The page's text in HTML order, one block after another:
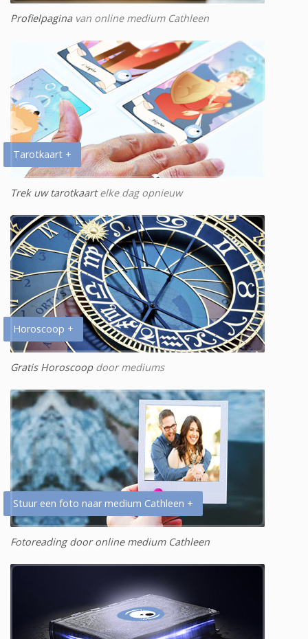
Profielpaginavan online medium Cathleen
Tarotkaart +
Trek uw tarotkaartelke dag opnieuw
Horoscoop +
Gratis Horoscoopdoor mediums
Stuur een foto naar medium Cathleen +
Fotoreading door online medium Cathleen